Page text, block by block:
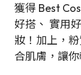
獲得 Best
好搭、 實用
妝！加上，
合肌膚，讓